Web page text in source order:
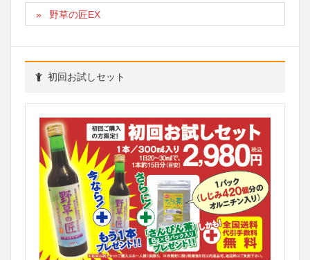
野草の匠EX
初回お試しセット